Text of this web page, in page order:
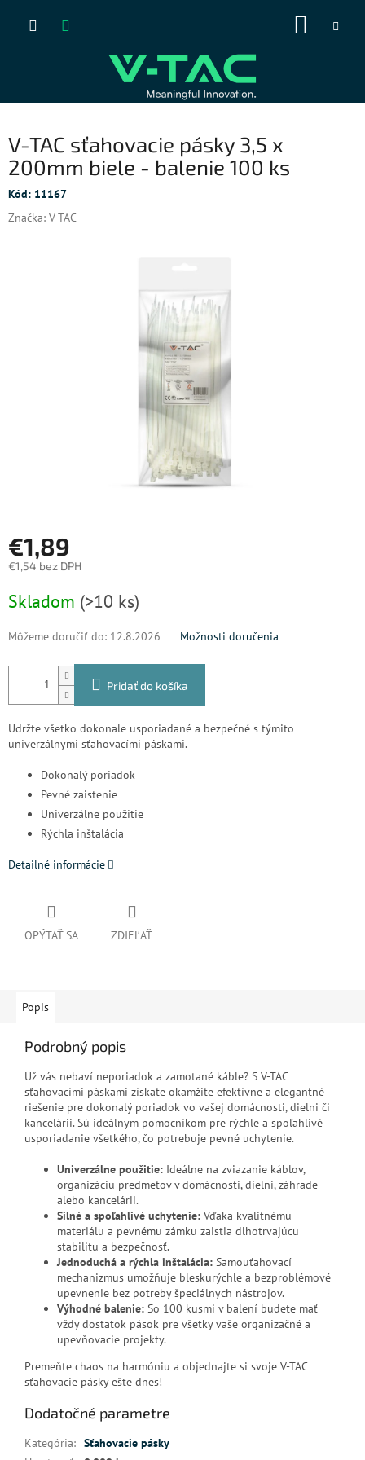
V-TAC sťahovacie pásky 3,5 x
200mm biele - balenie 100 ks
Kód: 11167
Značka: V-TAC
€1,89
€1,54 bez DPH
cena:
Skladom (>10 ks)
Môžeme doručiť do: 12.8.2026 Možnosti doručenia
Pridať do košíka
Udržte všetko dokonale usporiadané a bezpečné s týmito
univerzálnymi sťahovacími páskami.
Dokonalý poriadok
Pevné zaistenie
Univerzálne použitie
Rýchla inštalácia
Detailné informácie
OPÝTAŤ SA ZDIEĽAŤ
Popis
Podrobný popis
Už vás nebaví neporiadok a zamotané káble? S V-TAC
sťahovacími páskami získate okamžite efektívne a elegantné
riešenie pre dokonalý poriadok vo vašej domácnosti, dielni či
kancelárii. Sú ideálnym pomocníkom pre rýchle a spoľahlivé
usporiadanie všetkého, čo potrebuje pevné uchytenie.
Univerzálne použitie: Ideálne na zviazanie káblov,
organizáciu predmetov v domácnosti, dielni, záhrade
alebo kancelárii.
Silné a spoľahlivé uchytenie: Vďaka kvalitnému
materiálu a pevnému zámku zaistia dlhotrvajúcu
stabilitu a bezpečnosť.
Jednoduchá a rýchla inštalácia: Samouťahovací
mechanizmus umožňuje bleskurýchle a bezproblémové
upevnenie bez potreby špeciálnych nástrojov.
Výhodné balenie: So 100 kusmi v balení budete mať
vždy dostatok pások pre všetky vaše organizačné a
upevňovacie projekty.
Premeňte chaos na harmóniu a objednajte si svoje V-TAC
sťahovacie pásky ešte dnes!
Dodatočné parametre
Kategória: Sťahovacie pásky